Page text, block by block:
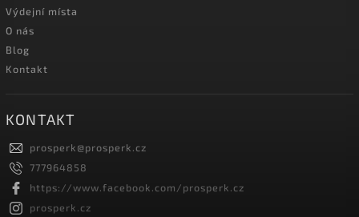
Výdejní místa
O nás
Blog
Kontakt
KONTAKT
prosperk@prosperk.cz
777964858
https://www.facebook.com/prosperk.cz
prosperk.cz